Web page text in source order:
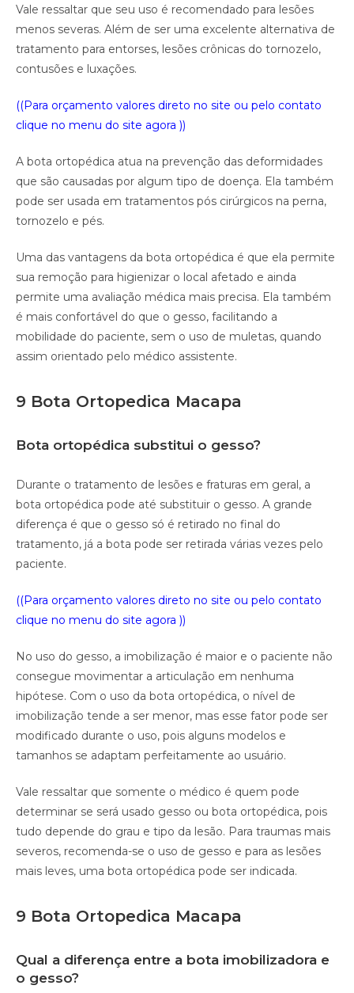
Vale ressaltar que seu uso é recomendado para lesões
menos severas. Além de ser uma excelente alternativa de
tratamento para entorses, lesões crônicas do tornozelo,
contusões e luxações.
((Para orçamento valores direto no site ou pelo contato
clique no menu do site agora ))
A bota ortopédica atua na prevenção das deformidades
que são causadas por algum tipo de doença. Ela também
pode ser usada em tratamentos pós cirúrgicos na perna,
tornozelo e pés.
Uma das vantagens da bota ortopédica é que ela permite
sua remoção para higienizar o local afetado e ainda
permite uma avaliação médica mais precisa. Ela também
é mais confortável do que o gesso, facilitando a
mobilidade do paciente, sem o uso de muletas, quando
assim orientado pelo médico assistente.
9 Bota Ortopedica Macapa
Bota ortopédica substitui o gesso?
Durante o tratamento de lesões e fraturas em geral, a
bota ortopédica pode até substituir o gesso. A grande
diferença é que o gesso só é retirado no final do
tratamento, já a bota pode ser retirada várias vezes pelo
paciente.
((Para orçamento valores direto no site ou pelo contato
clique no menu do site agora ))
No uso do gesso, a imobilização é maior e o paciente não
consegue movimentar a articulação em nenhuma
hipótese. Com o uso da bota ortopédica, o nível de
imobilização tende a ser menor, mas esse fator pode ser
modificado durante o uso, pois alguns modelos e
tamanhos se adaptam perfeitamente ao usuário.
Vale ressaltar que somente o médico é quem pode
determinar se será usado gesso ou bota ortopédica, pois
tudo depende do grau e tipo da lesão. Para traumas mais
severos, recomenda-se o uso de gesso e para as lesões
mais leves, uma bota ortopédica pode ser indicada.
9 Bota Ortopedica Macapa
Qual a diferença entre a bota imobilizadora e
o gesso?